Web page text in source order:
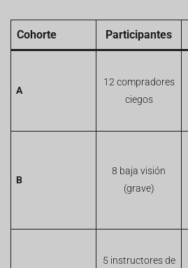
Cohorte Participantes
A
12 compradores
ciegos
B
8 baja visión
(grave)
5 instructores de